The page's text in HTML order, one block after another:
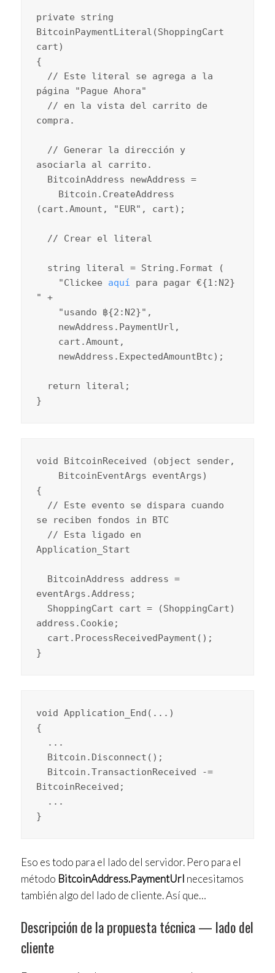
private string
BitcoinPaymentLiteral(ShoppingCart
cart)
{
página "Pague Ahora"
compra.
asociarla al carrito.
(cart.Amount, "EUR", cart);
    "Clickee
aquí para pagar €{1:N2}
" +
}
void BitcoinReceived (object sender,
{
se reciben fondos in BTC
Application_Start
eventArgs.Address;
address.Cookie;
}
void Application_End(...)
{
BitcoinReceived;
}
Eso es todo para el lado del servidor. Pero para el
método BitcoinAddress.PaymentUrl necesitamos
también algo del lado de cliente. Así que…
Descripción de la propuesta técnica — lado del
cliente